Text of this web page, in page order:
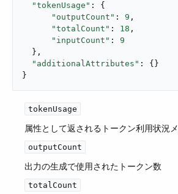
"tokenUsage" : {
"outputCount" : 9 ,
"totalCount" : 18 ,
"inputCount" : 9
  },
"additionalAttributes" : {}
}
tokenUsage
属性として返されるトークン利用状況
outputCount
出力の生成で使用されたトークン数
totalCount